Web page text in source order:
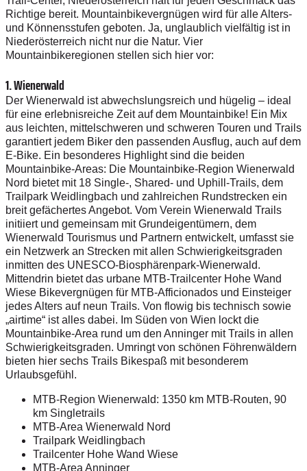
Richtige bereit. Mountainbike­vergnügen wird für alle Alters-
und Könnensstufen geboten. Ja, unglaublich vielfältig ist in
Niederösterreich nicht nur die Natur. Vier
Mountainbikeregionen stellen sich hier vor:
1. Wienerwald
Der Wienerwald ist abwechslungsreich und hügelig – ideal
für eine erlebnisreiche Zeit auf dem Mountainbike! Ein Mix
aus leichten, mittelschweren und schweren Touren und Trails
garantiert jedem Biker den passenden Ausflug, auch auf dem
E-Bike. Ein besonderes Highlight sind die beiden
Mountainbike-Areas: Die Mountainbike-Region Wienerwald
Nord bietet mit 18 Single-, Shared- und Uphill-Trails, dem
Trailpark Weidlingbach und zahlreichen Rundstrecken ein
breit gefächertes Angebot. Vom Verein Wienerwald Trails
initiiert und gemeinsam mit Grundeigentümern, dem
Wienerwald Tourismus und Partnern entwickelt, umfasst sie
ein Netzwerk an Strecken mit allen Schwierigkeitsgraden
inmitten des UNESCO-Biosphärenpark-Wienerwald.
Mittendrin bietet das urbane MTB-Trailcenter Hohe Wand
Wiese Bikevergnügen für MTB-Afficionados und Einsteiger
jedes Alters auf neun Trails. Von flowig bis technisch sowie
„airtime“ ist alles dabei. Im Süden von Wien lockt die
Mountainbike-Area rund um den Anninger mit Trails in allen
Schwierigkeitsgraden. Umringt von schönen Föhrenwäldern
bieten hier sechs Trails Bikespaß mit besonderem
Urlaubsgefühl.
MTB-Region Wienerwald: 1350 km MTB-Routen, 90
km Singletrails
MTB-Area Wienerwald Nord
Trailpark Weidlingbach
Trailcenter Hohe Wand Wiese
MTB-Area Anninger